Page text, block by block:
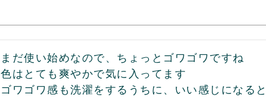
まだ使い始めなので、ちょっとゴワゴワですね
色はとても爽やかで気に入ってます
ゴワゴワ感も洗濯をするうちに、いい感じになる